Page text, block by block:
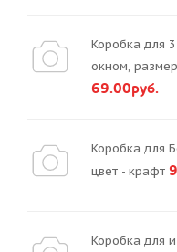
Коробка для
окном,
69.00руб.
Коробка для
цвет - крафт
Коробка для